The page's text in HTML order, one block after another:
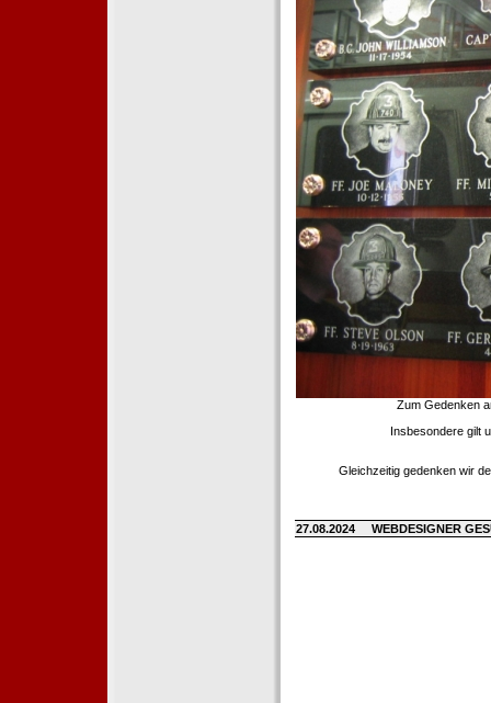
Zum Gedenken
Insbesondere gilt
Gleichzeitig gedenken wir
27.08.2024 WEBDESIGNER